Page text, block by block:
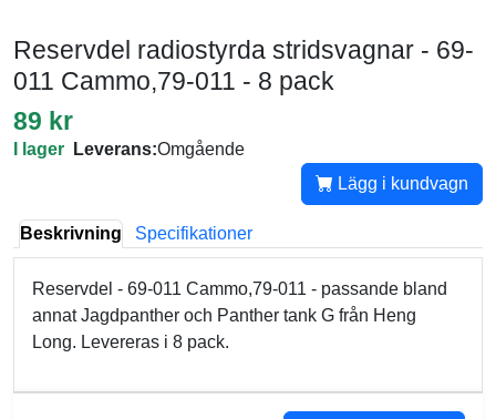
Reservdel radiostyrda stridsvagnar - 69-
011 Cammo,79-011 - 8 pack
89 kr
I lager Leverans:Omgående
Lägg i kundvagn
Beskrivning Specifikationer
Reservdel - 69-011 Cammo,79-011 - passande bland
annat Jagdpanther och Panther tank G från Heng
Long. Levereras i 8 pack.